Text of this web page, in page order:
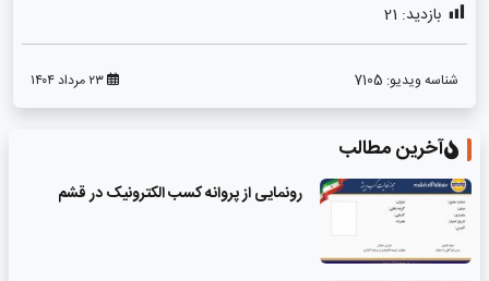
بازدید: 21
شناسه ویدیو:
آخرین مطالب
رونمایی از پروانه کسب الکترونیک در قشم